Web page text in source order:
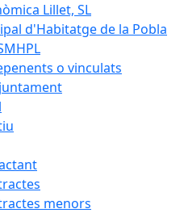
Lillet, SL
d'Habitatge de la Pobla
o vinculats
menors